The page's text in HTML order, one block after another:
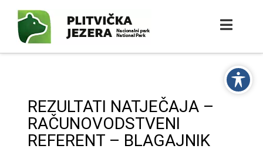
REZULTATI NATJEČAJA –
RAČUNOVODSTVENI
REFERENT – BLAGAJNIK